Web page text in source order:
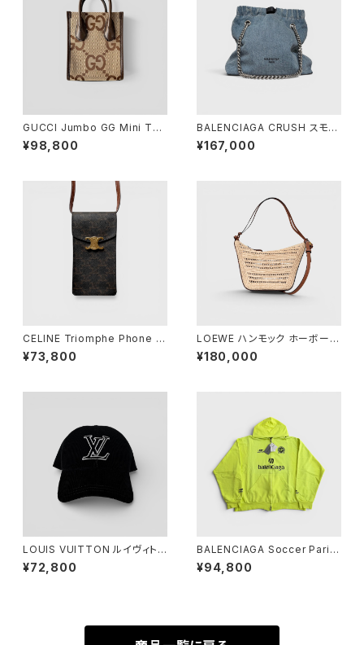
GUCCI Jumbo GG Mini Tot
e Bag
¥98,800
BALENCIAGA CRUSH スモー
ル トートバッグ デニム
¥167,000
CELINE Triomphe Phone P
ouch Triomphe Canvas
¥73,800
LOEWE ハンモック ホーボーバ
ッグ ミニ ラフィア
¥180,000
LOUIS VUITTON ルイヴィトン
LV シグネチャー コーデュロイ
キャップ ブラック M M7784M
¥72,800
BALENCIAGA Soccer Paris
Zip-Up Hoodie Yellow S
¥94,800